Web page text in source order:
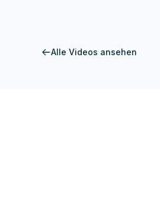
Alle Videos ansehen